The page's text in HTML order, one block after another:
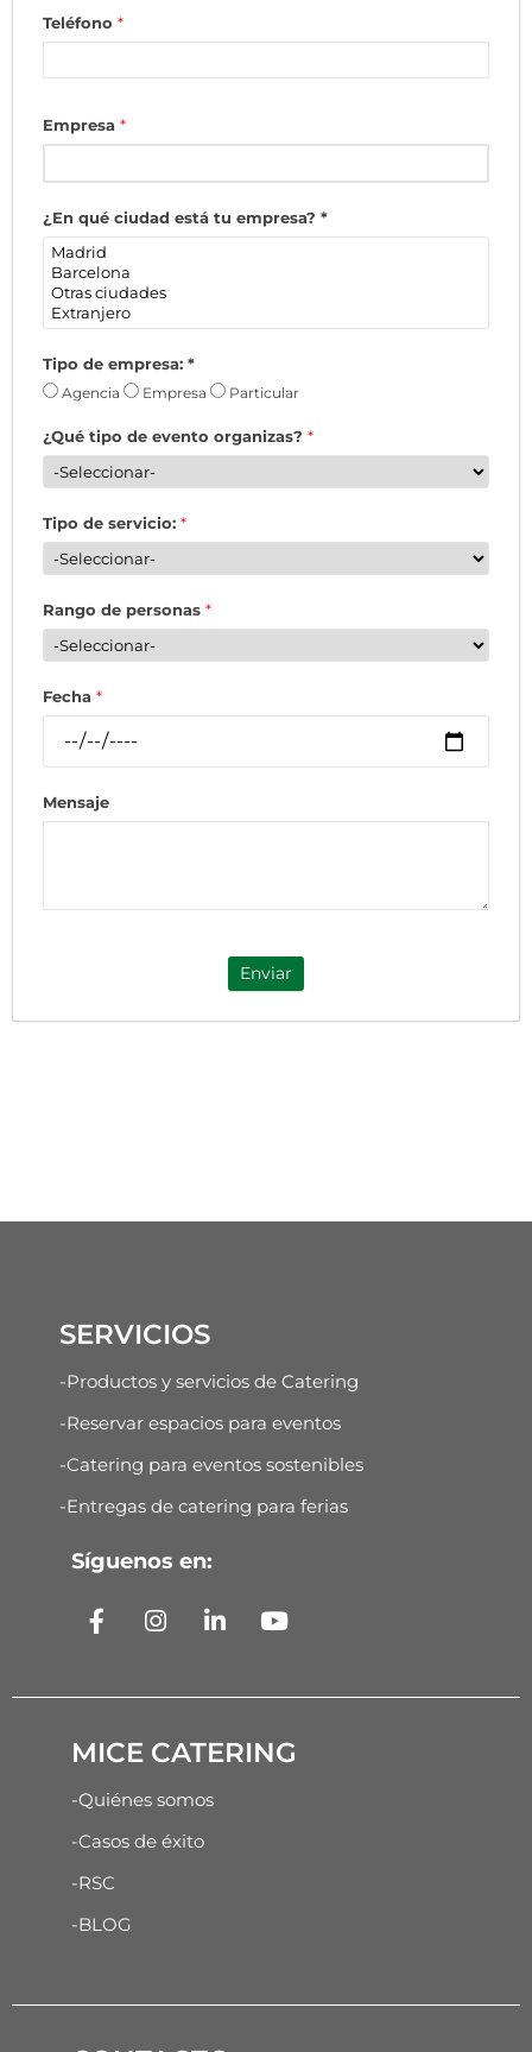
Teléfono *
Empresa *
¿En qué ciudad está tu empresa? *
Tipo de empresa: *
Agencia Empresa Particular
¿Qué tipo de evento organizas? *
Tipo de servicio: *
Rango de personas *
Fecha *
Mensaje
Enviar
SERVICIOS
-Productos y servicios de Catering
-Reservar espacios para eventos
-Catering para eventos sostenibles
-Entregas de catering para ferias
Síguenos en:
MICE CATERING
-Quiénes somos
-Casos de éxito
-RSC
-BLOG